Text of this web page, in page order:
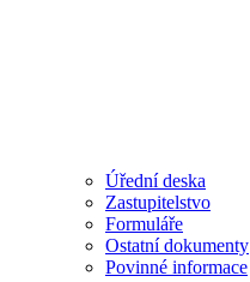
Úřední deska
Zastupitelstvo
Formuláře
Ostatní dokumenty
Povinné informace